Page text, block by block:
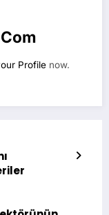
Profile now.